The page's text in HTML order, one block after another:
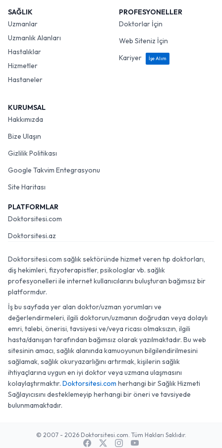
SAĞLIK
Uzmanlar
Uzmanlık Alanları
Hastalıklar
Hizmetler
Hastaneler
PROFESYONELLER
Doktorlar İçin
Web Siteniz İçin
Kariyer
İşe Alım
KURUMSAL
Hakkımızda
Bize Ulaşın
Gizlilik Politikası
Google Takvim Entegrasyonu
Site Haritası
PLATFORMLAR
Doktorsitesi.com
Doktorsitesi.az
Doktorsitesi.com sağlık sektöründe hizmet veren tıp doktorları,
diş hekimleri, fizyoterapistler, psikologlar vb. sağlık
profesyonelleri ile internet kullanıcılarını buluşturan bağımsız bir
platformdur.
İş bu sayfada yer alan doktor/uzman yorumları ve
değerlendirmeleri, ilgili doktorun/uzmanın doğrudan veya dolaylı
emri, talebi, önerisi, tavsiyesi ve/veya ricası olmaksızın, ilgili
hasta/danışan tarafından bağımsız olarak yazılmaktadır. Bu web
sitesinin amacı, sağlık alanında kamuoyunun bilgilendirilmesini
sağlamak, sağlık okuryazarlığını artırmak, kişilerin sağlık
ihtiyaçlarına uygun en iyi doktor veya uzmana ulaşmasını
kolaylaştırmaktır. Doktorsitesi.com herhangi bir Sağlık Hizmeti
Sağlayıcısını desteklemeyip herhangi bir öneri ve tavsiyede
bulunmamaktadır.
© 2007 - 2026 Doktorsitesi.com. Tüm Hakları Saklıdır.